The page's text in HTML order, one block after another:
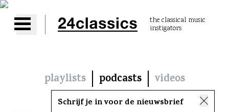
Open main menu
the classical music
instigators
playlists podcasts videos
Schrijf je in voor de nieuwsbrief